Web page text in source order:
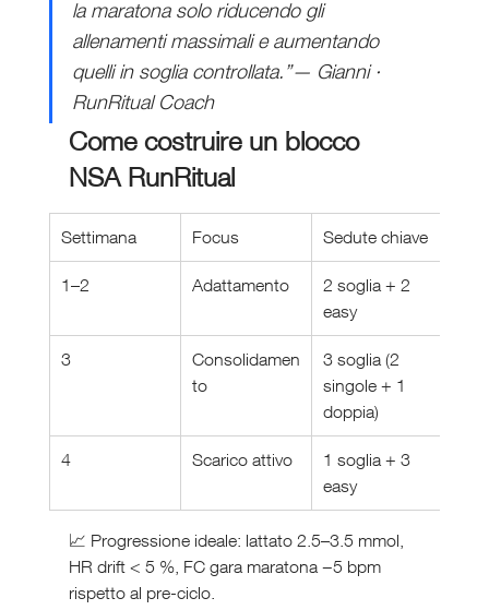
la maratona solo riducendo gli
allenamenti massimali e aumentando
quelli in soglia controllata.”— Gianni ·
RunRitual Coach
Come costruire un blocco
NSA RunRitual
Settimana Focus Sedute chiave
1–2 Adattamento
2 soglia + 2
easy
3
Consolidamen
to
3 soglia (2
singole + 1
doppia)
4 Scarico attivo
1 soglia + 3
easy
📈 Progressione ideale: lattato 2.5–3.5 mmol,
HR drift < 5 %, FC gara maratona −5 bpm
rispetto al pre-ciclo.